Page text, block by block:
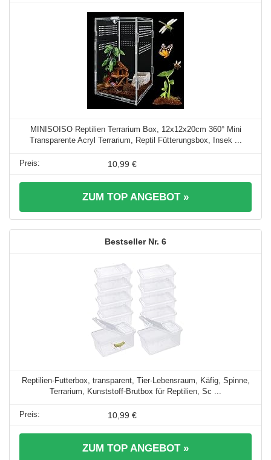
MINISOISO Reptilien Terrarium Box, 12x12x20cm 360° Mini
Transparente Acryl Terrarium, Reptil Fütterungsbox, Insek ...
10,99 €
ZUM TOP ANGEBOT »
6
Reptilien-Futterbox, transparent, Tier-Lebensraum, Käfig, Spinne,
Terrarium, Kunststoff-Brutbox für Reptilien, Sc ...
10,99 €
ZUM TOP ANGEBOT »